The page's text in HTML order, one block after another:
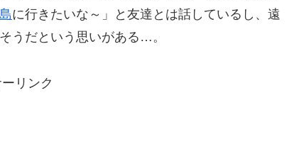
に行きたいな～」と友達とは話しているし、遠
うだという思いがある…。
リンク